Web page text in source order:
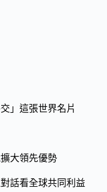
」這張世界名片
大領先優勢
話看全球共同利益